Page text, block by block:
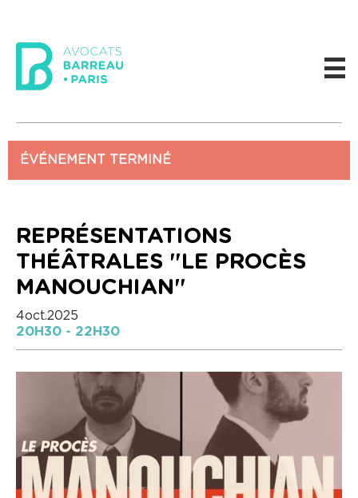
ÉVÉNEMENT TERMINÉ
REPRÉSENTATIONS
THÉÂTRALES "LE PROCÈS
MANOUCHIAN"
4oct.2025
20H30 - 22H30